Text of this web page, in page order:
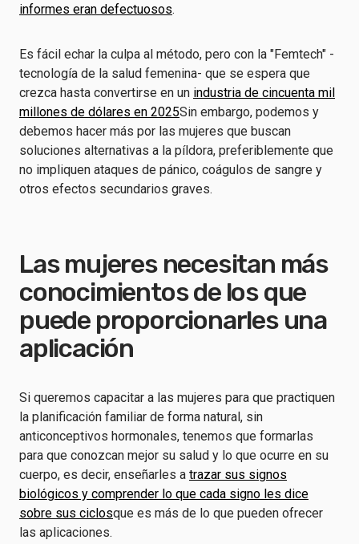
informes eran defectuosos.
Es fácil echar la culpa al método, pero con la "Femtech" -
tecnología de la salud femenina- que se espera que
crezca hasta convertirse en un industria de cincuenta mil
millones de dólares en 2025Sin embargo, podemos y
debemos hacer más por las mujeres que buscan
soluciones alternativas a la píldora, preferiblemente que
no impliquen ataques de pánico, coágulos de sangre y
otros efectos secundarios graves.
Las mujeres necesitan más
conocimientos de los que
puede proporcionarles una
aplicación
Si queremos capacitar a las mujeres para que practiquen
la planificación familiar de forma natural, sin
anticonceptivos hormonales, tenemos que formarlas
para que conozcan mejor su salud y lo que ocurre en su
cuerpo, es decir, enseñarles a trazar sus signos
biológicos y comprender lo que cada signo les dice
sobre sus ciclosque es más de lo que pueden ofrecer
las aplicaciones.